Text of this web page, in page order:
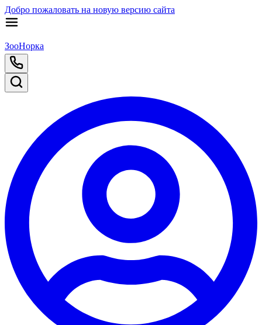
Добро пожаловать на новую версию сайта
ЗооНорка